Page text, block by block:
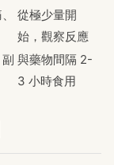
從極少量開
始，觀察反應
與藥物間隔 2-
3 小時食用